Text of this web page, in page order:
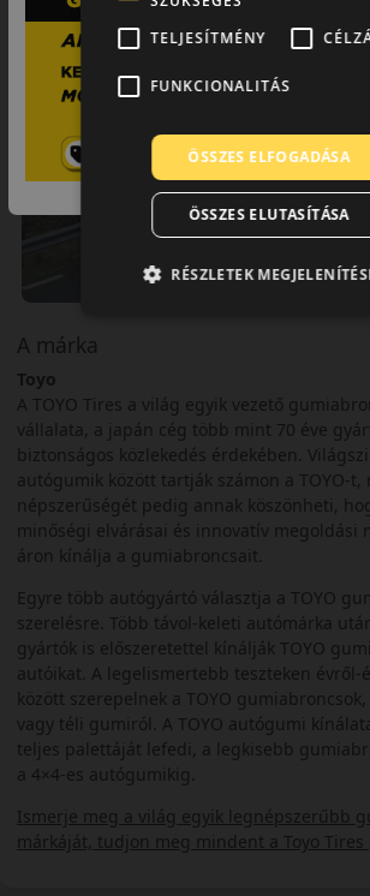
A márka
Toyo
A TOYO Tires a világ egyik vezető
vállalata, a japán cég több mint 70 éve
biztonságos közlekedés érdekében.
autógumik között tartják számon a TOYO-t,
népszerűségét pedig annak köszönheti,
minőségi elvárásai és innovatív megoldási
áron kínálja a gumiabroncsait.
Egyre több autógyártó választja a TOYO
szerelésre. Több távol-keleti autómárka
gyártók is előszeretettel kínálják TOYO
autóikat. A legelismertebb teszteken évről-
között szerepelnek a TOYO
vagy téli gumiról. A TOYO autógumi
teljes palettáját lefedi, a legkisebb
a 4×4-es autógumikig.
Ismerje meg a világ egyik legnépszerűbb
márkáját, tudjon meg mindent a Toyo Tires
TELJESÍTMÉNY
FUNKCIONALITÁS
ÖSSZES ELFOGADÁSA
ÖSSZES ELUTASÍTÁSA
RÉSZLETEK